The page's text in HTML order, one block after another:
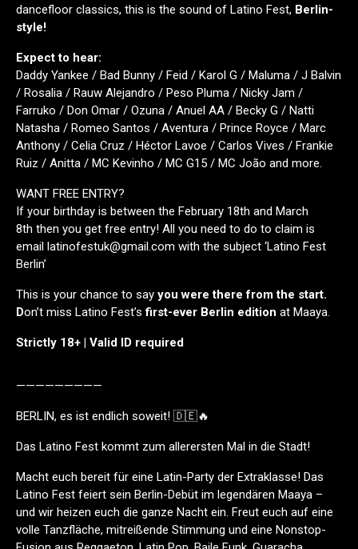
dancefloor classics, this is the sound of Latino Fest, Berlin-
style!
Expect to hear:
Daddy Yankee / Bad Bunny / Feid / Karol G / Maluma / J Balvin
/ Rosalia / Rauw Alejandro / Peso Pluma / Nicky Jam /
Farruko / Don Omar / Ozuna / Anuel AA / Becky G / Natti
Natasha / Romeo Santos / Aventura / Prince Royce / Marc
Anthony / Celia Cruz / Héctor Lavoe / Carlos Vives / Frankie
Ruiz / Anitta / MC Kevinho / MC G15 / MC João and more.
WANT FREE ENTRY?
If your birthday is between the February 18th and March
8th then you get free entry! All you need to do to claim is
email latinofestuk@gmail.com with the subject ‘Latino Fest
Berlin’
This is your chance to say you were there from the start.
Don’t miss Latino Fest’sfirst-ever Berlin edition at Maaya.
Strictly 18+ | Valid ID required
—————————
BERLIN, es ist endlich soweit! 🇩🇪🔥
Das Latino Fest kommt zum allerersten Mal in die Stadt!
Macht euch bereit für eine Latin-Party der Extraklasse! Das
Latino Fest feiert sein Berlin-Debüt im legendären Maaya –
und wir heizen euch die ganze Nacht ein. Freut euch auf eine
volle Tanzfläche, mitreißende Stimmung und eine Nonstop-